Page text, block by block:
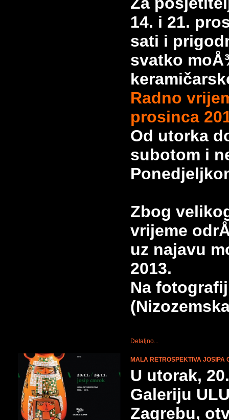
14. i 21.
sati i
svatko
Radno
prosinca
Od utorka
subotom i
Zbog
vrijeme
uz najavu
2013.
Na
Detaljno...
MALA RETROSPEKTIVA JOSIPA
U utorak,
Galeriju
Zagrebu,